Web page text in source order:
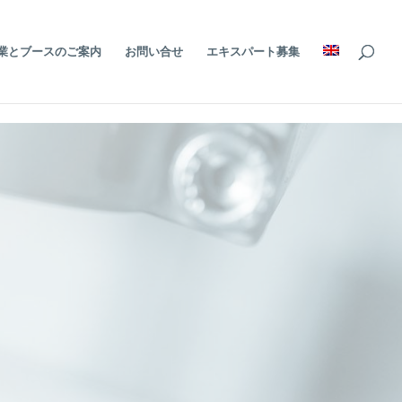
とブースのご案内 お問い合せ エキスパート募集